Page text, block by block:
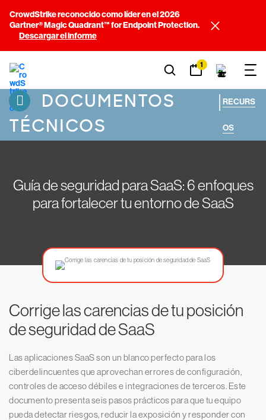
CrowdStrike reconocido como líder en el 2026
Gartner® Magic Quadrant™ for Endpoint Protection.
Descargar el informe
1
DOCUMENTOS
TÉCNICOS
|RECURS
OS
Guía de seguridad para SaaS: 6 enfoques
para fortalecer tu entorno de SaaS
Corrige las carencias de tu posición
de seguridad de SaaS
Las aplicaciones SaaS son un blanco perfecto para los
ciberdelincuentes que aprovechan errores de configuración,
controles de acceso débiles e integraciones de terceros. Este
documento presenta seis pasos prácticos para que tu equipo
pueda detectar riesgos, reducir la exposición y responder con